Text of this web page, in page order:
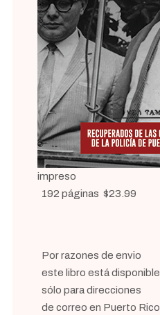
impreso
192 páginas $23.99
Por razones de envio
este libro está disponible
sólo para direcciones
de correo en Puerto Rico